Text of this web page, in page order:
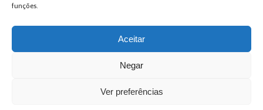
funções.
Aceitar
Negar
Ver preferências
Exposições
Terras Indígenas
Projetos